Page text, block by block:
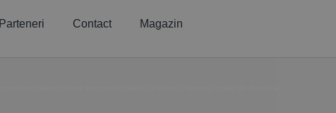
Parteneri Contact Magazin